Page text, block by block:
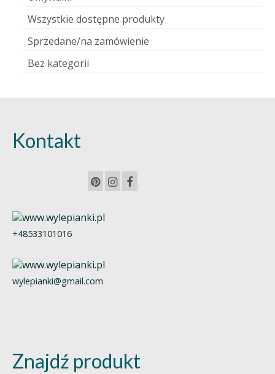
Wszystkie dostępne produkty
Sprzedane/na zamówienie
Bez kategorii
Kontakt
+48533101016
wylepianki@gmail.com
Znajdź produkt